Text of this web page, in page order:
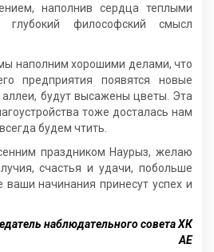
наполнив сердца теплыми
философский смысл
наполним хорошими делами, что
предприятия появятся новые
будут высажены цветы. Эта
тоже досталась нам
будем чтить.
праздником Наурыз, желаю
счастья и удачи, побольше
ваши начинания принесут успех и
наблюдательного совета ХК
АЕ